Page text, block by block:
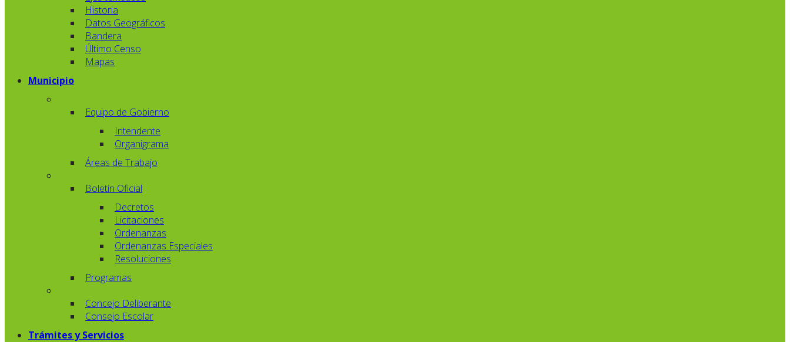
Historia
Datos Geográficos
Bandera
Último Censo
Mapas
Municipio
Equipo de Gobierno
Intendente
Organigrama
Áreas de Trabajo
Boletín Oficial
Decretos
Licitaciones
Ordenanzas
Ordenanzas Especiales
Resoluciones
Programas
Concejo Deliberante
Consejo Escolar
Trámites y Servicios